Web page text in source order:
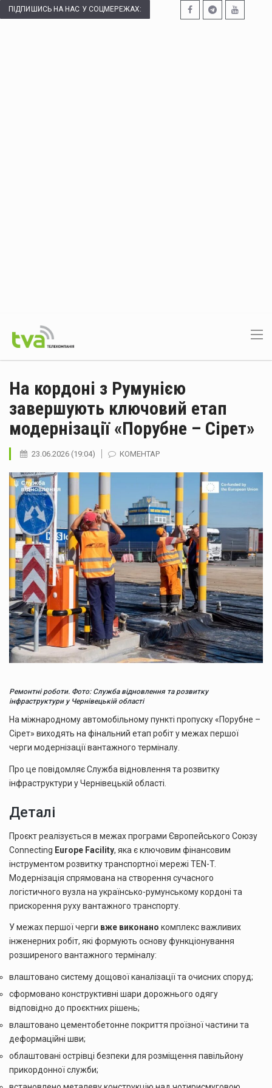
ПІДПИШИСЬ НА НАС У СОЦМЕРЕЖАХ:
На кордоні з Румунією
завершують ключовий етап
модернізації «Порубне – Сірет»
23.06.2026 (19:04) КОМЕНТАР
Ремонтні роботи. Фото: Служба відновлення та розвитку
інфраструктури у Чернівецькій області
На міжнародному автомобільному пункті пропуску «Порубне –
Сірет» виходять на фінальний етап робіт у межах першої
черги модернізації вантажного терміналу.
Про це повідомляє Служба відновлення та розвитку
інфраструктури у Чернівецькій області.
Деталі
Проєкт реалізується в межах програми Європейського Союзу
Connecting Europe Facility, яка є ключовим фінансовим
інструментом розвитку транспортної мережі TEN-T.
Модернізація спрямована на створення сучасного
логістичного вузла на українсько-румунському кордоні та
прискорення руху вантажного транспорту.
У межах першої черги вже виконано комплекс важливих
інженерних робіт, які формують основу функціонування
розширеного вантажного терміналу:
влаштовано систему дощової каналізації та очисних споруд;
сформовано конструктивні шари дорожнього одягу
відповідно до проєктних рішень;
влаштовано цементобетонне покриття проїзної частини та
деформаційні шви;
облаштовані острівці безпеки для розміщення павільйону
прикордонної служби;